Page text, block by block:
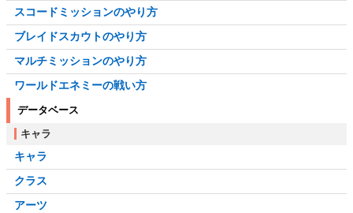
スコードミッションのやり方
ブレイドスカウトのやり方
マルチミッションのやり方
ワールドエネミーの戦い方
データベース
キャラ
キャラ
クラス
アーツ